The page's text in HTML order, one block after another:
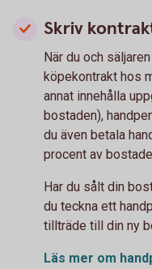
Skriv
När du och
köpekontrakt hos
annat innehålla
bostaden),
du även betala
procent av
Har du sålt din
du teckna ett
tillträde till din ny
Läs mer om